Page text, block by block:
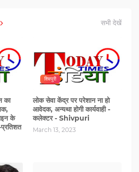
सभी देखें
का
के
शिवपुरी
लोक सेवा केंद्र पर परेशान ना हो
आवेदक, अन्यथा होगी कार्यवाही -
कलेक्टर - Shivpuri
March 13, 2023